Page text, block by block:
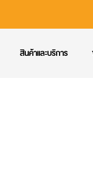
สินค้าและบริการ